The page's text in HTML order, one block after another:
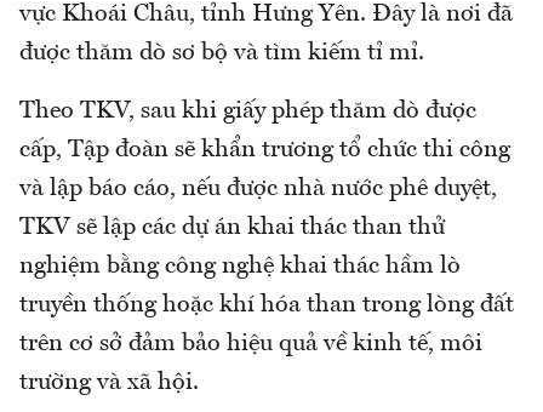
vực Khoái Châu, tỉnh Hưng Yên. Đây là nơi đã
được thăm dò sơ bộ và tìm kiếm tỉ mỉ.
Theo TKV, sau khi giấy phép thăm dò được
cấp, Tập đoàn sẽ khẩn trương tổ chức thi công
và lập báo cáo, nếu được nhà nước phê duyệt,
TKV sẽ lập các dự án khai thác than thử
nghiệm bằng công nghệ khai thác hầm lò
truyền thống hoặc khí hóa than trong lòng đất
trên cơ sở đảm bảo hiệu quả về kinh tế, môi
trường và xã hội.